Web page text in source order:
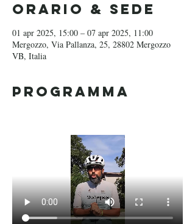
Orario & Sede
01 apr 2025, 15:00 – 07 apr 2025, 11:00
Mergozzo, Via Pallanza, 25, 28802 Mergozzo
VB, Italia
Programma